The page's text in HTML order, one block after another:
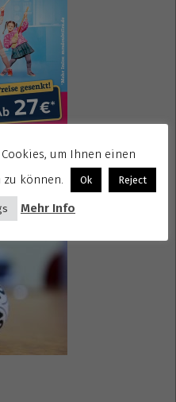
um Ihnen einen
können.
Ok Reject
Mehr Info